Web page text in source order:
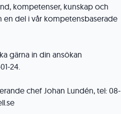
kompetenser, kunskap och
en del i vår kompetensbaserade
gärna in din ansökan
24.
chef Johan Lundén, tel: 08-